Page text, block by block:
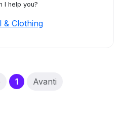
I help you?
& Clothing
1(current)
Avanti